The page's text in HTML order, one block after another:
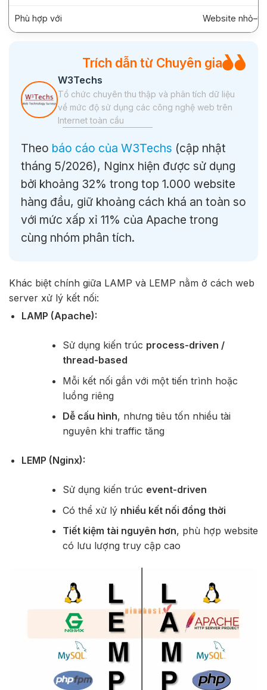
Phù hợp với Website
W3Techs
Tổ chức chuyên thu thập và phân tích dữ liệu
về mức độ sử dụng các công nghệ web trên
Internet toàn cầu
Trích dẫn từ Chuyên gia
Theo báo cáo của W3Techs (cập nhật
tháng 5/2026), Nginx hiện được sử dụng
bởi khoảng 32% trong top 1.000 website
hàng đầu, giữ khoảng cách khá an toàn so
với mức xấp xỉ 11% của Apache trong
cùng nhóm phân tích.
Khác biệt chính giữa LAMP và LEMP nằm ở cách web
server xử lý kết nối:
LAMP (Apache):
Sử dụng kiến trúc process-driven /
thread-based
Mỗi kết nối gắn với một tiến trình hoặc
luồng riêng
Dễ cấu hình, nhưng tiêu tốn nhiều tài
nguyên khi traffic tăng
LEMP (Nginx):
Sử dụng kiến trúc event-driven
Có thể xử lý nhiều kết nối đồng thời
Tiết kiệm tài nguyên hơn, phù hợp website
có lưu lượng truy cập cao